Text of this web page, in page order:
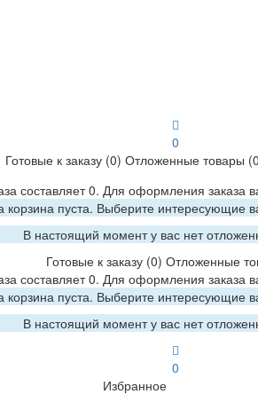
0
Готовые к заказу (0) Отложенные товары
составляет 0. Для оформления заказа
корзина пуста. Выберите интересующие
В настоящий момент у вас нет
Готовые к заказу(0) Отложенные
составляет 0. Для оформления заказа
корзина пуста. Выберите интересующие
В настоящий момент у вас нет
0
Избранное